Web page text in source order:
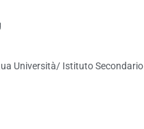
Università/ Istituto Secondario